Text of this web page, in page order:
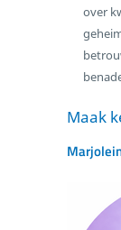
over
Maak